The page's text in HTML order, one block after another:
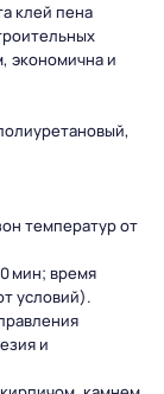
клей пена
экономична и
температур от
мин; время
условий).
и